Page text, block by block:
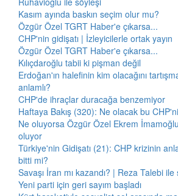
Kasım ayında baskın seçim olur mu?
Özgür Özel TGRT Haber'e çıkarsa...
CHP'nin gidişatı | İzleyicilerle ortak yayın
Özgür Özel TGRT Haber'e çıkarsa...
Kılıçdaroğlu tabii ki pişman değil
Erdoğan'ın halefinin kim olacağını
anlamlı?
CHP'de ihraçlar duracağa benzemiyor
Haftaya Bakış (320): Ne olacak bu
Ne oluyorsa Özgür Özel Ekrem
oluyor
Türkiye'nin Gidişatı (21): CHP krizinin
bitti mi?
Savaşı İran mı kazandı? | Reza Talebi ile
Yeni parti için geri sayım başladı